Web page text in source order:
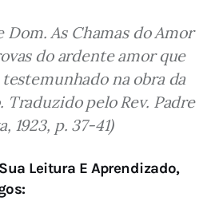
Dom. As Chamas do Amor
do ardente amor que
na obra da
Traduzido pelo Rev. Padre
1923, p. 37-41)
Leitura E Aprendizado,